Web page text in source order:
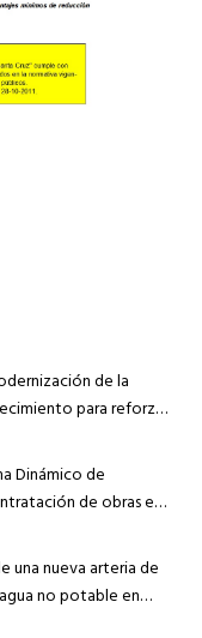
de la
para reforzar
Dinámico de
de obras en
una nueva arteria de
no potable en